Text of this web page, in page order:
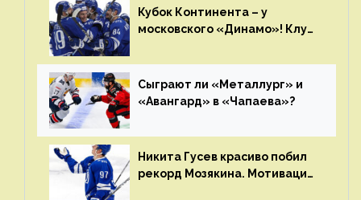
дня «регулярки” КХЛ
Кубок Континента – у
московского «Динамо»! Клуб
сезон
Сыграют ли «Металлург» и
«Авангард» в «Чапаева»?
Никита Гусев красиво побил
рекорд Мозякина. Мотивации